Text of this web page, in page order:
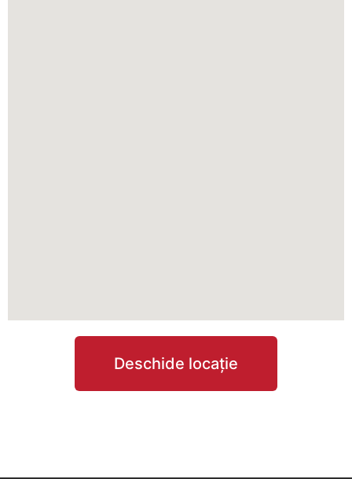
Deschide locație